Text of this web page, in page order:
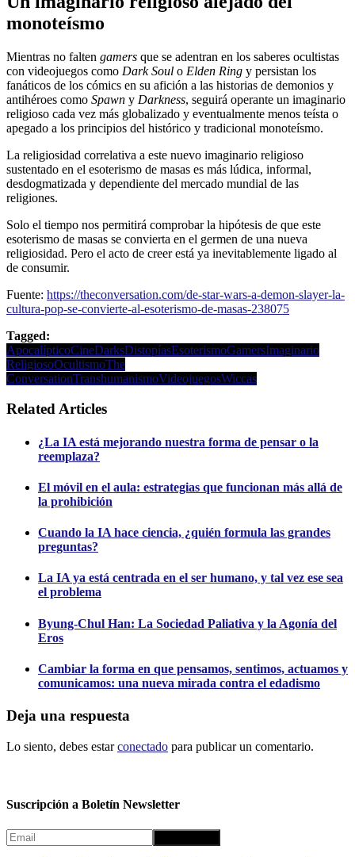
monoteísmo
Mientras no falten gamers que se adentran en los saberes ocultistas
con videojuegos como Dark Soul o Elden Ring y persistan los
fanáticos de los cómics en su afición a las historias de demonios y
antihéroes como Spawn y Darkness, seguirá operante un imaginario
religioso cada vez más globalizado y eventualmente menos teísta o
apegado a los principios del histórico y tradicional monoteísmo.
La religiosidad correlativa a este nuevo imaginario religioso
sustentado en el esoterismo de masas es más lúdica, informal,
desdogmatizada y dependiente del mercado mundial de las
religiones.
Solo el tiempo nos permitirá comprobar la hipótesis de que este
esoterismo de masas se convierta en el germen de una nueva
religiosidad. Pero el acto de creer está ya inevitablemente ligado al
de consumir.
Fuente: https://theconversation.com/de-star-wars-a-demon-slayer-la-
cultura-pop-se-convierte-al-esoterismo-de-masas-238075
Tagged:
ApocalípticoCineDarksDistopíasEsoterismoGamersImaginario
ReligiosoOcultismoThe
ConversationTranshumanismoVideojuegosWiccas
Related Articles
¿La IA está mejorando nuestra forma de pensar o la
reemplaza?
El móvil en el aula: estrategias que funcionan más allá de
la prohibición
Cuando la IA hace ciencia, ¿quién formula las grandes
preguntas?
La IA ya está centrada en el ser humano, y tal vez ese sea
el problema
Byung-Chul Han: La Sociedad Paliativa y la Agonía del
Eros
Cambiar la forma en que pensamos, sentimos, actuamos y
comunicamos: una nueva mirada contra el edadismo
Deja una respuesta
Lo siento, debes estarconectado para publicar un comentario.
Suscripción a Boletín Newsletter